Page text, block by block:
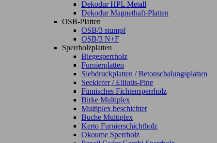
Dekodur HPL Metall
Dekodur Magnethaft-Platten
OSB-Platten
OSB/3 stumpf
OSB/3 N+F
Sperrholzplatten
Biegesperrholz
Furnierplatten
Siebdruckplatten / Betonschalungsplatten
Seekiefer / Elliotis-Pine
Finnisches Fichtensperrholz
Birke Multiplex
Multiplex beschichtet
Buche Multiplex
Kerto Furnierschichtholz
Okoume Sperrholz